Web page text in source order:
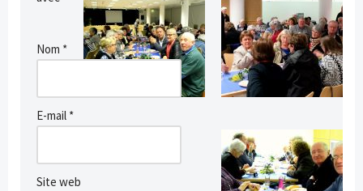
Nom *
E-mail *
Site web